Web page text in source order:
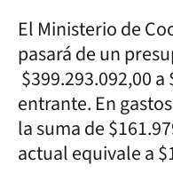
El Ministerio de
pasará de un
$399.293.092,00
entrante. En
la suma de
actual equivale a